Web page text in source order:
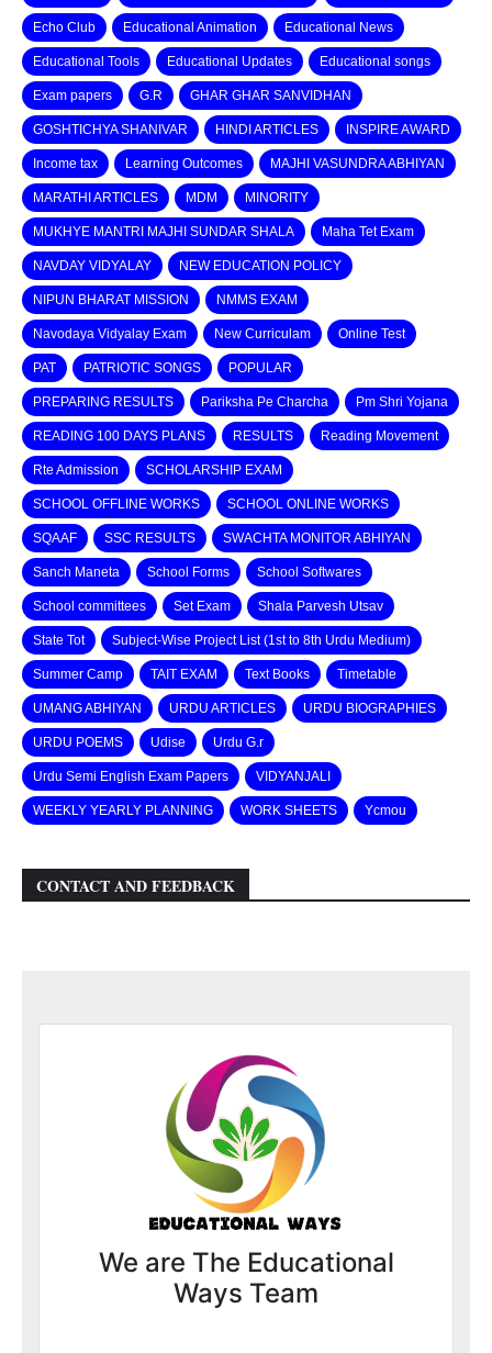
Echo Club Educational Animation Educational News
Educational Tools Educational Updates Educational songs
Exam papers G.R GHAR GHAR SANVIDHAN
GOSHTICHYA SHANIVAR HINDI ARTICLES INSPIRE AWARD
Income tax Learning Outcomes MAJHI VASUNDRA ABHIYAN
MARATHI ARTICLES MDM MINORITY
MUKHYE MANTRI MAJHI SUNDAR SHALA Maha Tet Exam
NAVDAY VIDYALAY NEW EDUCATION POLICY
NIPUN BHARAT MISSION NMMS EXAM
Navodaya Vidyalay Exam New Curriculam Online Test
PAT PATRIOTIC SONGS POPULAR
PREPARING RESULTS Pariksha Pe Charcha Pm Shri Yojana
READING 100 DAYS PLANS RESULTS Reading Movement
Rte Admission SCHOLARSHIP EXAM
SCHOOL OFFLINE WORKS SCHOOL ONLINE WORKS
SQAAF SSC RESULTS SWACHTA MONITOR ABHIYAN
Sanch Maneta School Forms School Softwares
School committees Set Exam Shala Parvesh Utsav
State Tot Subject-Wise Project List (1st to 8th Urdu Medium)
Summer Camp TAIT EXAM Text Books Timetable
UMANG ABHIYAN URDU ARTICLES URDU BIOGRAPHIES
URDU POEMS Udise Urdu G.r
Urdu Semi English Exam Papers VIDYANJALI
WEEKLY YEARLY PLANNING WORK SHEETS Ycmou
CONTACT AND FEEDBACK